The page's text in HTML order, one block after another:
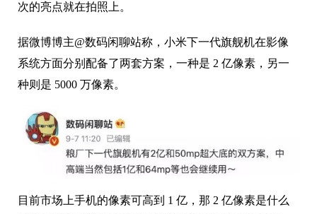
次的亮点就在拍照上。
据微博博主@数码闲聊站称，小米下一代旗舰机在影像
系统方面分别配备了两套方案，一种是 2 亿像素，另一
种则是 5000 万像素。
目前市场上手机的像素可高到 1 亿，那 2 亿像素是什么